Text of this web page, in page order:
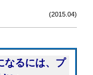
(2015.04)
なるには、プ